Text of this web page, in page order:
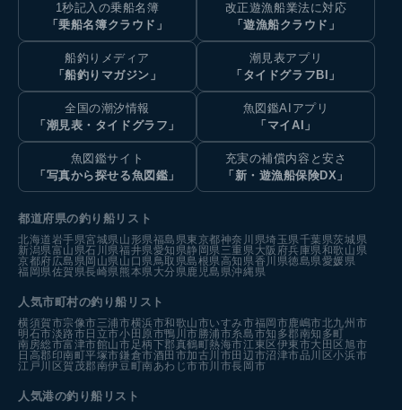
1秒記入の乗船名簿
「乗船名簿クラウド」
改正遊漁船業法に対応
「遊漁船クラウド」
船釣りメディア
「船釣りマガジン」
潮見表アプリ
「タイドグラフBI」
全国の潮汐情報
「潮見表・タイドグラフ」
魚図鑑AIアプリ
「マイAI」
魚図鑑サイト
「写真から探せる魚図鑑」
充実の補償内容と安さ
「新・遊漁船保険DX」
都道府県の釣り船リスト
北海道岩手県宮城県山形県福島県東京都神奈川県埼玉県千葉県茨城県
新潟県富山県石川県福井県愛知県静岡県三重県大阪府兵庫県和歌山県
京都府広島県岡山県山口県鳥取県島根県高知県香川県徳島県愛媛県
福岡県佐賀県長崎県熊本県大分県鹿児島県沖縄県
人気市町村の釣り船リスト
横須賀市宗像市三浦市横浜市和歌山市いすみ市福岡市鹿嶋市北九州市
明石市淡路市 日立市小田原市鴨川市 勝浦市糸島市知多郡南知多町
南房総市富津市館山市足柄下郡真鶴町熱海市江東区 伊東市大田区 旭市
日高郡印南町平塚市鎌倉市酒田市加古川市田辺市沼津市品川区小浜市
江戸川区 賀茂郡南伊豆町南あわじ市市川市長岡市
人気港の釣り船リスト